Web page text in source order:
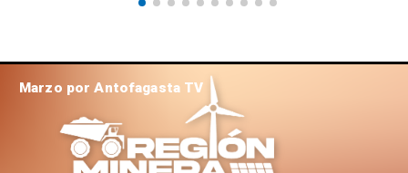
Marzo por Antofagasta TV